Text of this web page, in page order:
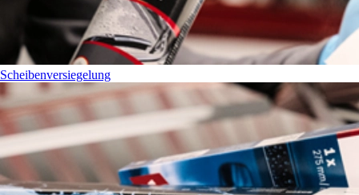
Scheibenversiegelung